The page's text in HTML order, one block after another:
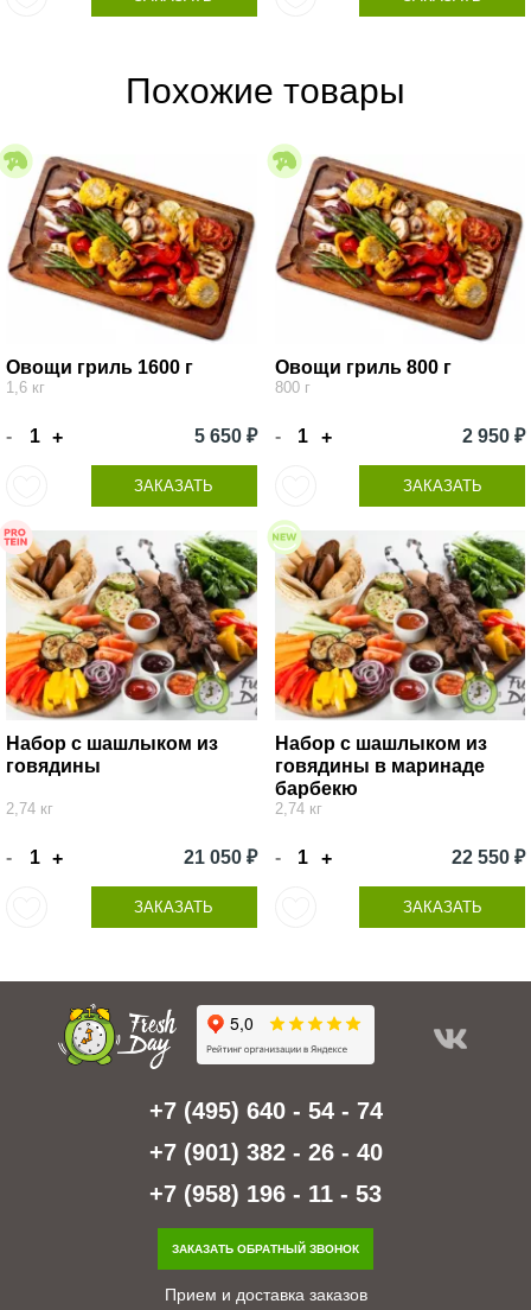
Похожие товары
Овощи гриль 1600 г
1,6 кг
- + 5 650 ₽
ЗАКАЗАТЬ
Овощи гриль 800 г
800 г
- + 2 950 ₽
ЗАКАЗАТЬ
Набор с шашлыком из
говядины
2,74 кг
- + 21 050 ₽
ЗАКАЗАТЬ
Набор с шашлыком из
говядины в маринаде
барбекю
2,74 кг
- + 22 550 ₽
ЗАКАЗАТЬ
+7 (495) 640 - 54 - 74
+7 (901) 382 - 26 - 40
+7 (958) 196 - 11 - 53
ЗАКАЗАТЬ ОБРАТНЫЙ ЗВОНОК
Прием и доставка заказов